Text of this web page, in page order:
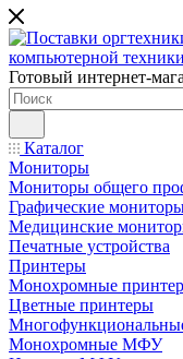
Готовый интернет-
Каталог
Мониторы
Мониторы общего
Графические
Медицинские
Печатные устройства
Принтеры
Моноxромныe
Цвeтныe принтеры
Монохромные МФУ